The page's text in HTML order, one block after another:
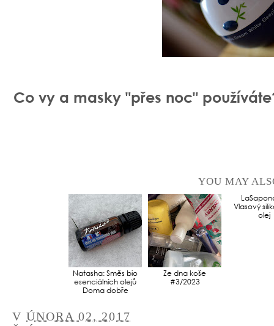
Co vy a masky "přes noc"
YOU MAY
Natasha: Směs bio
esenciálních olejů
Doma dobře
Ze dna koše
#3/2023
V ÚNORA 02, 2017